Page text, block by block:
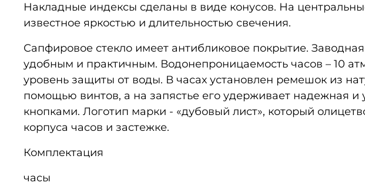
Накладные индексы сделаны в виде конусов. На
известное яркостью и длительностью свечения.
Сапфировое стекло имеет антибликовое покрытие.
удобным и практичным. Водонепроницаемость часов – 10
уровень защиты от воды. В часах установлен ремешок из
помощью винтов, а на запястье его удерживает надежная
кнопками. Логотип марки - «дубовый лист», который
корпуса часов и застежке.
Комплектация
часы